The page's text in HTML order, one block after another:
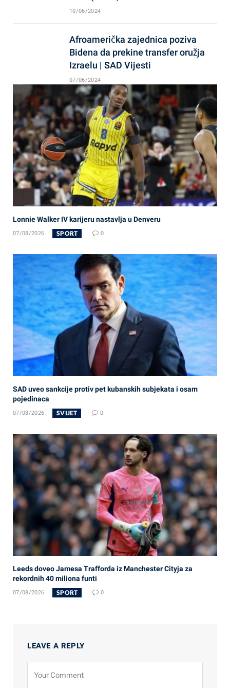
10/06/2024
Afroamerička zajednica poziva
Bidena da prekine transfer oružja
Izraelu | SAD Vijesti
07/06/2024
Lonnie Walker IV karijeru nastavlja u Denveru
07/08/2026 SPORT 0
SAD uveo sankcije protiv pet kubanskih subjekata i osam
pojedinaca
07/08/2026 SVIJET 0
Leeds doveo Jamesa Trafforda iz Manchester Cityja za
rekordnih 40 miliona funti
07/08/2026 SPORT 0
LEAVE A REPLY